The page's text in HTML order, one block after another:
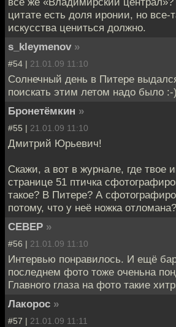
цитате есть доля иронии, но все-
искусства цениться должно.
s_kleymenov »
#54 | 21.01.09 11:10
Солнечный день в Питере
поискать этим летом надо было :-
Бронетёмкин »
#55 | 21.01.09 11:10
Дмитрий Юрьевич!
Скажи, а вот в журнале, где твое
странице 51 птичка
такое? В Питере? А
потому, что у неё ножка отломана?
CEBEP »
#56 | 21.01.09 11:10
Интервью понравилось. И ещё
последнем фото тоже оченьна
Главного глаза на фото такие
Лакорос »
#57 | 21.01.09 11:11